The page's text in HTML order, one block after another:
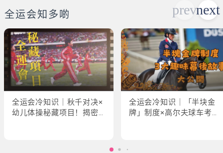
全运会知多啲
全运会冷知识｜秋千对决×
幼儿体操秘藏项目！揭密
全运会冷知识｜「半块金
牌」制度×高尔夫球车考牌